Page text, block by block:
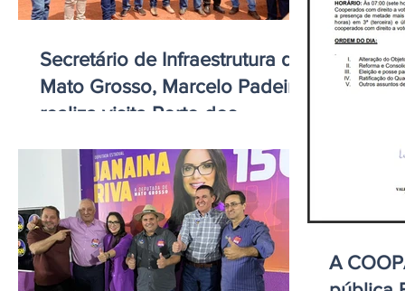
Secretário de Infraestrutura de
Mato Grosso, Marcelo Padeiro,
realiza visita Porto dos
A